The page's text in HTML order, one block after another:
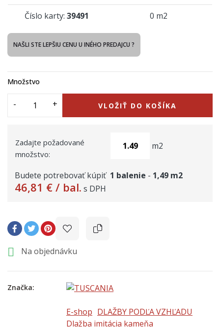
Číslo karty: 39491 0 m2
NAŠLI STE LEPŠIU CENU U INÉHO PREDAJCU ?
Množstvo
VLOŽIŤ DO KOŠÍKA
Zadajte požadované
množstvo:
m2
Budete potrebovať kúpiť 1 balenie - 1,49 m2
46,81 € / bal. s DPH
 Na objednávku
Značka:
E-shop DLAŽBY PODĽA VZHĽADU
Dlažba imitácia kameňa